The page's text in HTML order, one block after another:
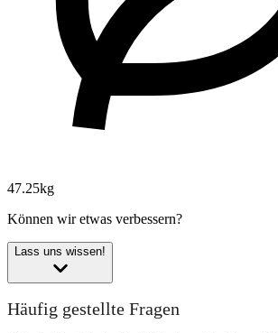
47.25kg
Können wir etwas verbessern?
Lass uns wissen!
Häufig gestellte Fragen